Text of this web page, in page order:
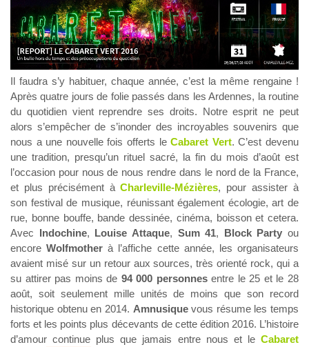
Il faudra s’y habituer, chaque année, c’est la même rengaine !
Après quatre jours de folie passés dans les Ardennes, la routine
du quotidien vient reprendre ses droits. Notre esprit ne peut
alors s’empêcher de s’inonder des incroyables souvenirs que
nous a une nouvelle fois offerts leCabaret Vert. C’est devenu
une tradition, presqu’un rituel sacré, la fin du mois d’août est
l’occasion pour nous de nous rendre dans le nord de la France,
et plus précisément àCharleville-Mézières, pour assister à
son festival de musique, réunissant également écologie, art de
rue, bonne bouffe, bande dessinée, cinéma, boisson et cetera.
Avec Indochine, Louise Attaque, Sum 41, Block Party ou
encoreWolfmother à l’affiche cette année, les organisateurs
avaient misé sur un retour aux sources, très orienté rock, qui a
su attirer pas moins de 94 000 personnesentre le 25 et le 28
août, soit seulement mille unités de moins que son record
historique obtenu en 2014. Amnusiquevous résume les temps
forts et les points plus décevants de cette édition 2016. L’histoire
d’amour continue plus que jamais entre nous et le Cabaret